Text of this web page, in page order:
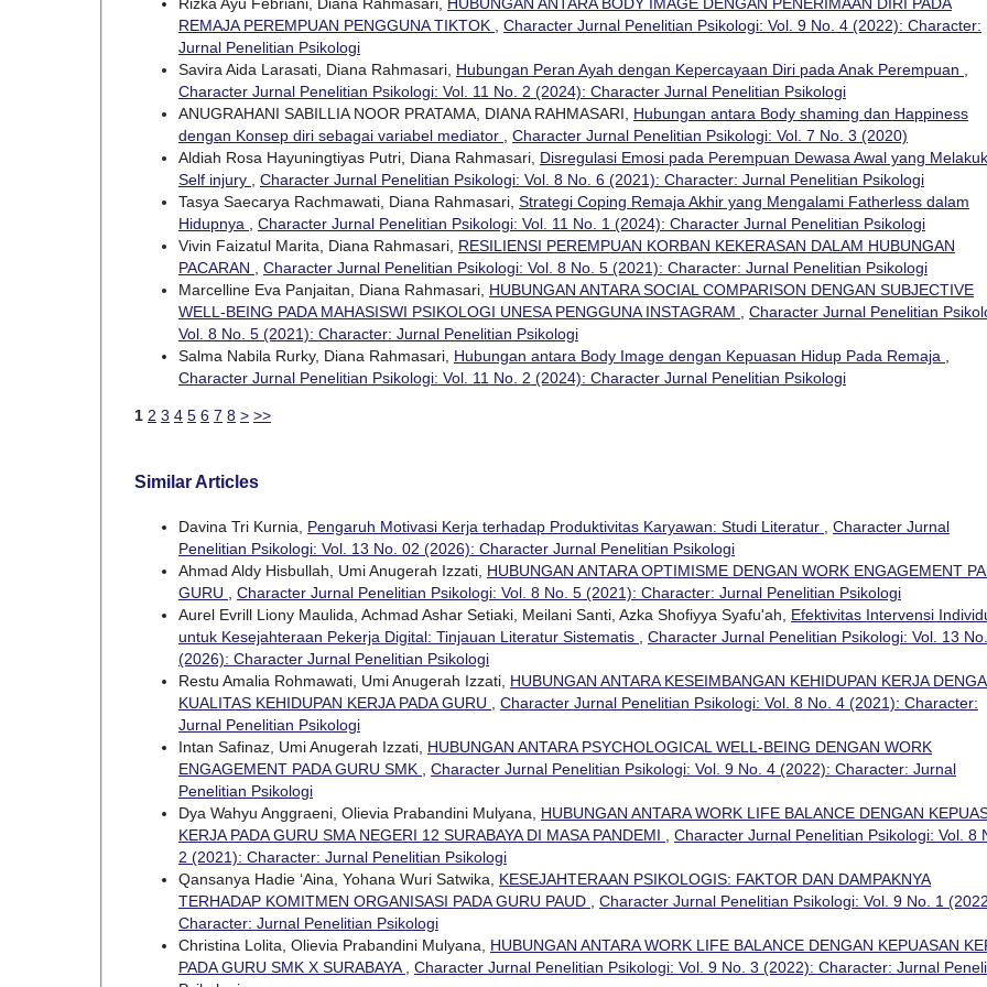
REMAJA PEREMPUAN PENGGUNA TIKTOK
Character Jurnal Penelitian Psikologi: Vol. 9 No. 4 (2022): Character:
Jurnal Penelitian Psikologi
Savira Aida Larasati, Diana Rahmasari, Hubungan Peran Ayah dengan Kepercayaan Diri pada Anak Perempuan
Character Jurnal Penelitian Psikologi: Vol. 11 No. 2 (2024): Character Jurnal Penelitian Psikologi
ANUGRAHANI SABILLIA NOOR PRATAMA, DIANA RAHMASARI, Hubungan antara Body shaming dan Happiness
dengan Konsep diri sebagai variabel mediator
Character Jurnal Penelitian Psikologi: Vol. 7 No. 3 (2020)
Aldiah Rosa Hayuningtiyas Putri, Diana Rahmasari, Disregulasi Emosi pada Perempuan Dewasa Awal yang
Self injury
Character Jurnal Penelitian Psikologi: Vol. 8 No. 6 (2021): Character: Jurnal Penelitian Psikologi
Tasya Saecarya Rachmawati, Diana Rahmasari, Strategi Coping Remaja Akhir yang Mengalami Fatherless dalam
Hidupnya
Character Jurnal Penelitian Psikologi: Vol. 11 No. 1 (2024): Character Jurnal Penelitian Psikologi
Vivin Faizatul Marita, Diana Rahmasari, RESILIENSI PEREMPUAN KORBAN KEKERASAN DALAM HUBUNGAN
PACARAN
Character Jurnal Penelitian Psikologi: Vol. 8 No. 5 (2021): Character: Jurnal Penelitian Psikologi
Marcelline Eva Panjaitan, Diana Rahmasari, HUBUNGAN ANTARA SOCIAL COMPARISON DENGAN SUBJECTIVE
WELL-BEING PADA MAHASISWI PSIKOLOGI UNESA PENGGUNA INSTAGRAM
Character Jurnal Penelitian
Vol. 8 No. 5 (2021): Character: Jurnal Penelitian Psikologi
Salma Nabila Rurky, Diana Rahmasari, Hubungan antara Body Image dengan Kepuasan Hidup Pada Remaja
Character Jurnal Penelitian Psikologi: Vol. 11 No. 2 (2024): Character Jurnal Penelitian Psikologi
1 2 3 4 5 6 7 8 > >>
Similar Articles
Davina Tri Kurnia, Pengaruh Motivasi Kerja terhadap Produktivitas Karyawan: Studi Literatur
Character Jurnal
Penelitian Psikologi: Vol. 13 No. 02 (2026): Character Jurnal Penelitian Psikologi
Ahmad Aldy Hisbullah, Umi Anugerah Izzati, HUBUNGAN ANTARA OPTIMISME DENGAN WORK ENGAGEMENT
GURU
Character Jurnal Penelitian Psikologi: Vol. 8 No. 5 (2021): Character: Jurnal Penelitian Psikologi
Aurel Evrill Liony Maulida, Achmad Ashar Setiaki, Meilani Santi, Azka Shofiyya Syafu'ah, Efektivitas Intervensi
untuk Kesejahteraan Pekerja Digital: Tinjauan Literatur Sistematis
Character Jurnal Penelitian Psikologi: Vol. 13
(2026): Character Jurnal Penelitian Psikologi
Restu Amalia Rohmawati, Umi Anugerah Izzati, HUBUNGAN ANTARA KESEIMBANGAN KEHIDUPAN KERJA
KUALITAS KEHIDUPAN KERJA PADA GURU
Character Jurnal Penelitian Psikologi: Vol. 8 No. 4 (2021): Character:
Jurnal Penelitian Psikologi
Intan Safinaz, Umi Anugerah Izzati, HUBUNGAN ANTARA PSYCHOLOGICAL WELL-BEING DENGAN WORK
ENGAGEMENT PADA GURU SMK
Character Jurnal Penelitian Psikologi: Vol. 9 No. 4 (2022): Character: Jurnal
Penelitian Psikologi
Dya Wahyu Anggraeni, Olievia Prabandini Mulyana, HUBUNGAN ANTARA WORK LIFE BALANCE DENGAN
KERJA PADA GURU SMA NEGERI 12 SURABAYA DI MASA PANDEMI
Character Jurnal Penelitian Psikologi: Vol. 8
2 (2021): Character: Jurnal Penelitian Psikologi
Qansanya Hadie ‘Aina, Yohana Wuri Satwika, KESEJAHTERAAN PSIKOLOGIS: FAKTOR DAN DAMPAKNYA
TERHADAP KOMITMEN ORGANISASI PADA GURU PAUD
Character Jurnal Penelitian Psikologi: Vol. 9 No. 1
Character: Jurnal Penelitian Psikologi
Christina Lolita, Olievia Prabandini Mulyana, HUBUNGAN ANTARA WORK LIFE BALANCE DENGAN KEPUASAN
PADA GURU SMK X SURABAYA
Character Jurnal Penelitian Psikologi: Vol. 9 No. 3 (2022): Character: Jurnal